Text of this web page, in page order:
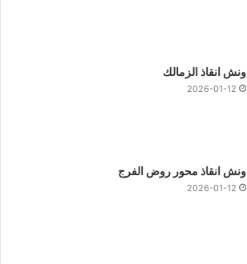
ونش انقاذ الزمالك
2026-01-12
ونش انقاذ محور روض الفرج
2026-01-12